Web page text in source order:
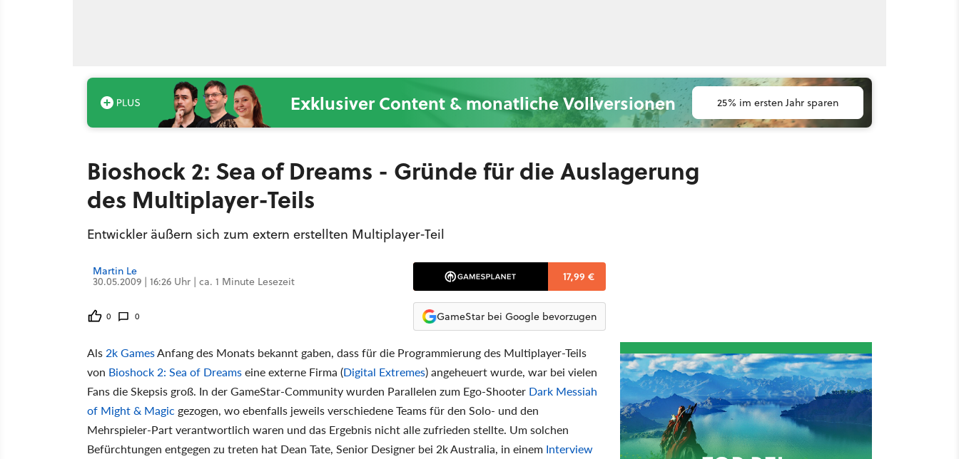
Exklusiver Content & monatliche Vollversionen 25% im ersten Jahr sparen
Bioshock 2: Sea of Dreams - Gründe für die Auslagerung
des Multiplayer-Teils
Entwickler äußern sich zum extern erstellten Multiplayer-Teil
Martin Le
30.05.2009 | 16:26 Uhr | ca. 1 Minute Lesezeit
0 0
17,99 €
GameStar bei Google bevorzugen
Als2k GamesAnfang des Monats bekannt gaben, dass für die Programmierung des Multiplayer-Teils
von Bioshock 2: Sea of Dreamseine externe Firma (Digital Extremes) angeheuert wurde, war bei vielen
Fans die Skepsis groß. In der GameStar-Community wurden Parallelen zum Ego-Shooter Dark Messiah
of Might & Magic gezogen, wo ebenfalls jeweils verschiedene Teams für den Solo- und den
Mehrspieler-Part verantwortlich waren und das Ergebnis nicht alle zufrieden stellte. Um solchen
Befürchtungen entgegen zu treten hat Dean Tate, Senior Designer bei 2k Australia, in einem Interview